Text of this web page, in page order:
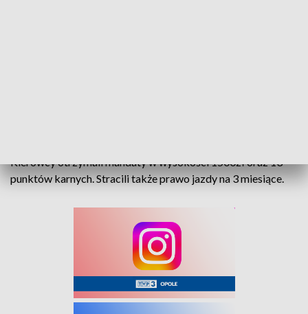
Kierowcy otrzymali mandaty w wysokości 1500zł oraz 13
punktów karnych. Stracili także prawo jazdy na 3 miesiące.